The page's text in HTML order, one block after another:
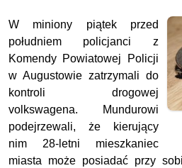
W miniony piątek przed
południem policjanci z
Komendy Powiatowej Policji
w Augustowie zatrzymali do
kontroli drogowej
volkswagena. Mundurowi
podejrzewali, że kierujący
nim 28-letni mieszkaniec
miasta może posiadać przy